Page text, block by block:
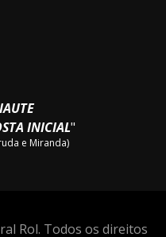
INICIAL"
e Miranda)
Rol. Todos os direitos